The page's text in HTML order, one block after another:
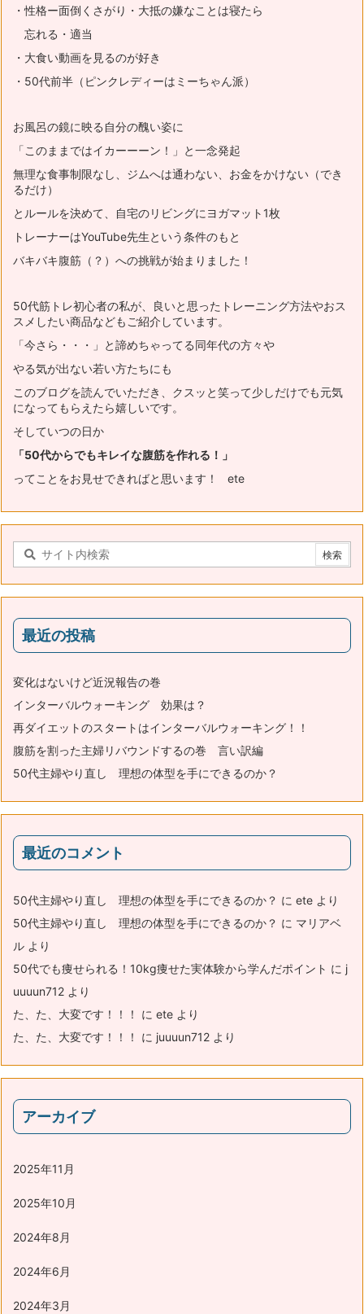
・性格ー面倒くさがり・大抵の嫌なことは寝たら
忘れる・適当
・大食い動画を見るのが好き
・50代前半（ピンクレディーはミーちゃん派）
お風呂の鏡に映る自分の醜い姿に
「このままではイカーーーン！」と一念発起
無理な食事制限なし、ジムへは通わない、お金をかけない（でき
るだけ）
とルールを決めて、自宅のリビングにヨガマット1枚
トレーナーはYouTube先生という条件のもと
バキバキ腹筋（？）への挑戦が始まりました！
50代筋トレ初心者の私が、良いと思ったトレーニング方法やおス
スメ したい商品などもご紹介しています。
「今さら・・・」と諦めちゃってる同年代の方々や
やる気が出ない若い方たちにも
このブログを読んでいただき、 クスッと笑って少しだけでも元気
になってもらえたら嬉しいです。
そしていつの日か
「50代からでもキレイな腹筋を作れる！」
ってことをお見せできればと思います！ ete
最近の投稿
変化はないけど近況報告の巻
インターバルウォーキング 効果は？
再ダイエットのスタートはインターバルウォーキング！！
腹筋を割った主婦リバウンドするの巻 言い訳編
50代主婦やり直し 理想の体型を手にできるのか？
最近のコメント
50代主婦やり直し 理想の体型を手にできるのか？ に ete より
50代主婦やり直し 理想の体型を手にできるのか？ に マリアベ
ル より
50代でも痩せられる！10kg痩せた実体験から学んだポイント に j
uuuun712 より
た、た、大変です！！！
に ete より
た、た、大変です！！！
に juuuun712 より
アーカイブ
2025年11月
2025年10月
2024年8月
2024年6月
2024年3月